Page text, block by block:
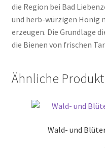
die Region bei Bad
und herb-würzigen Honig
erzeugen. Die Grundlage
die Bienen von frischen
Ähnliche
Wald- und